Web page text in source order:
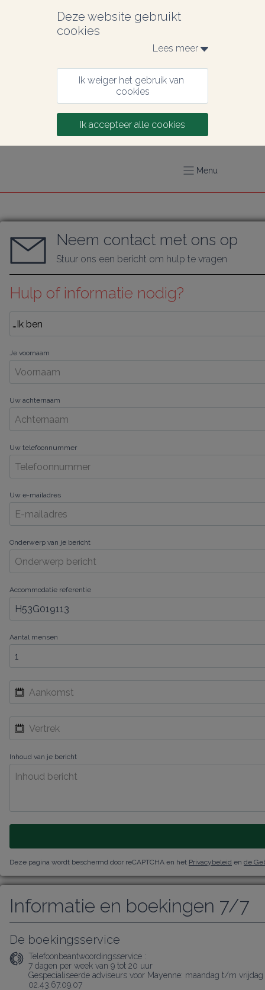
Deze website gebruikt
cookies
Lees meer
Ik weiger het gebruik van
cookies
Ik accepteer alle cookies
Menu
Neem contact met ons op
Stuur ons een bericht om hulp te vragen
Hulp of informatie nodig?
Je voornaam
Uw achternaam
Uw telefoonnummer
Uw e-mailadres
Onderwerp van je bericht
Accommodatie referentie
Aantal mensen
Inhoud van je bericht
Deze pagina wordt beschermd door reCAPTCHA en het Privacybeleid en de
Informatie en boekingen 7/7
De boekingsservice
Telefoonbeantwoordingsservice :
7 dagen per week van 9 tot 20 uur
Gespecialiseerde adviseurs voor Mayenne: maandag t/m
02.43.67.09.07